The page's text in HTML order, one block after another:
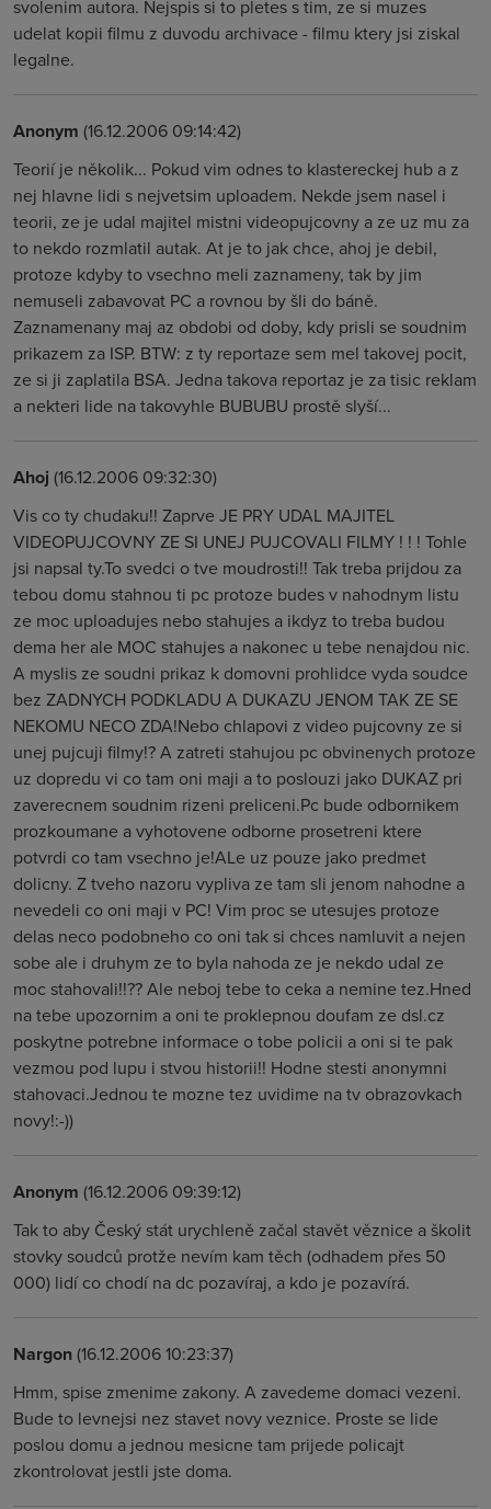
svolenim autora. Nejspis si to pletes s tim, ze si muzes
udelat kopii filmu z duvodu archivace - filmu ktery jsi ziskal
legalne.
Anonym (16.12.2006 09:14:42)
Teorií je několik... Pokud vim odnes to klastereckej hub a z
nej hlavne lidi s nejvetsim uploadem. Nekde jsem nasel i
teorii, ze je udal majitel mistni videopujcovny a ze uz mu za
to nekdo rozmlatil autak. At je to jak chce, ahoj je debil,
protoze kdyby to vsechno meli zaznameny, tak by jim
nemuseli zabavovat PC a rovnou by šli do báně.
Zaznamenany maj az obdobi od doby, kdy prisli se soudnim
prikazem za ISP. BTW: z ty reportaze sem mel takovej pocit,
ze si ji zaplatila BSA. Jedna takova reportaz je za tisic reklam
a nekteri lide na takovyhle BUBUBU prostě slyší...
Ahoj (16.12.2006 09:32:30)
Vis co ty chudaku!! Zaprve JE PRY UDAL MAJITEL
VIDEOPUJCOVNY ZE SI UNEJ PUJCOVALI FILMY ! ! ! Tohle
jsi napsal ty.To svedci o tve moudrosti!! Tak treba prijdou za
tebou domu stahnou ti pc protoze budes v nahodnym listu
ze moc uploadujes nebo stahujes a ikdyz to treba budou
dema her ale MOC stahujes a nakonec u tebe nenajdou nic.
A myslis ze soudni prikaz k domovni prohlidce vyda soudce
bez ZADNYCH PODKLADU A DUKAZU JENOM TAK ZE SE
NEKOMU NECO ZDA!Nebo chlapovi z video pujcovny ze si
unej pujcuji filmy!? A zatreti stahujou pc obvinenych protoze
uz dopredu vi co tam oni maji a to poslouzi jako DUKAZ pri
zaverecnem soudnim rizeni preliceni.Pc bude odbornikem
prozkoumane a vyhotovene odborne prosetreni ktere
potvrdi co tam vsechno je!ALe uz pouze jako predmet
dolicny. Z tveho nazoru vypliva ze tam sli jenom nahodne a
nevedeli co oni maji v PC! Vim proc se utesujes protoze
delas neco podobneho co oni tak si chces namluvit a nejen
sobe ale i druhym ze to byla nahoda ze je nekdo udal ze
moc stahovali!!?? Ale neboj tebe to ceka a nemine tez.Hned
na tebe upozornim a oni te proklepnou doufam ze dsl.cz
poskytne potrebne informace o tobe policii a oni si te pak
vezmou pod lupu i stvou historii!! Hodne stesti anonymni
stahovaci.Jednou te mozne tez uvidime na tv obrazovkach
novy!:-))
Anonym (16.12.2006 09:39:12)
Tak to aby Český stát urychleně začal stavět věznice a školit
stovky soudců protže nevím kam těch (odhadem přes 50
000) lidí co chodí na dc pozavíraj, a kdo je pozavírá.
Nargon(16.12.2006 10:23:37)
Hmm, spise zmenime zakony. A zavedeme domaci vezeni.
Bude to levnejsi nez stavet novy veznice. Proste se lide
poslou domu a jednou mesicne tam prijede policajt
zkontrolovat jestli jste doma.